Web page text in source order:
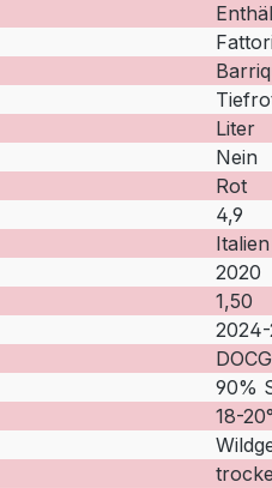
Liter
Nein
Rot
4,9
Italien
2020
1,50
DOCG
90%
18-20°